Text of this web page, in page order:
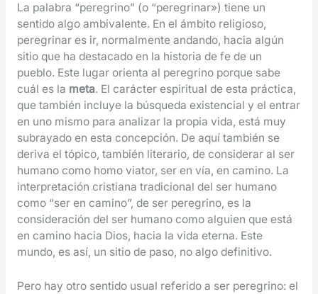
La palabra “peregrino” (o “peregrinar») tiene un
sentido algo ambivalente. En el ámbito religioso,
peregrinar es ir, normalmente andando, hacia algún
sitio que ha destacado en la historia de fe de un
pueblo. Este lugar orienta al peregrino porque sabe
cuál es la meta. El carácter espiritual de esta práctica,
que también incluye la búsqueda existencial y el entrar
en uno mismo para analizar la propia vida, está muy
subrayado en esta concepción. De aquí también se
deriva el tópico, también literario, de considerar al ser
humano como homo viator, ser en vía, en camino. La
interpretación cristiana tradicional del ser humano
como “ser en camino”, de ser peregrino, es la
consideración del ser humano como alguien que está
en camino hacia Dios, hacia la vida eterna. Este
mundo, es así, un sitio de paso, no algo definitivo.
Pero hay otro sentido usual referido a ser peregrino: el